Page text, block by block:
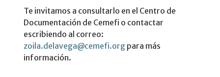
Te invitamos a consultarlo en el Centro de
Documentación de Cemefi o contactar
escribiendo al correo:
zoila.delavega@cemefi.org para más
información.